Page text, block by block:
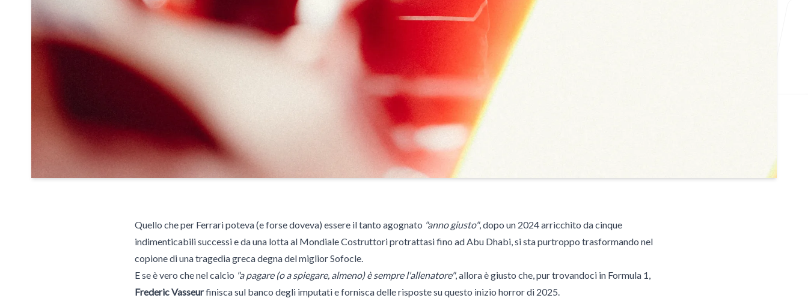
Quello che per Ferrari poteva (e forse doveva) essere il tanto agognato "anno giusto", dopo un 2024 arricchito da cinque
indimenticabili successi e da una lotta al Mondiale Costruttori protrattasi fino ad Abu Dhabi, si sta purtroppo trasformando nel
copione di una tragedia greca degna del miglior Sofocle.
E se è vero che nel calcio "a pagare (o a spiegare, almeno) è sempre l'allenatore", allora è giusto che, pur trovandoci in Formula 1,
Frederic Vasseurfinisca sul banco degli imputati e fornisca delle risposte su questo inizio horror di 2025.